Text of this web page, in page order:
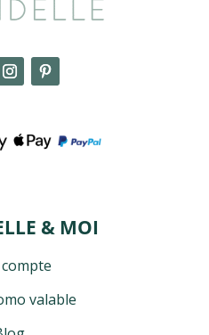
& MOI
valable